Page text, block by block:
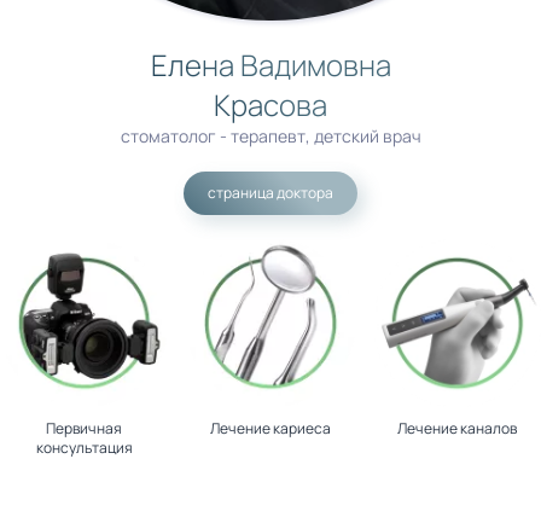
Елена Вадимовна
Красова
стоматолог - терапевт, детский врач
страница доктора
Первичная
консультация
Лечение кариеса Лечение каналов